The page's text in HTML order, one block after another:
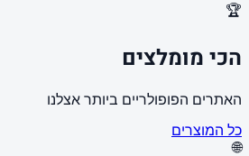
🏆
הכי מומלצים
האתרים הפופולריים ביותר אצלנו
כל המוצרים
🌐